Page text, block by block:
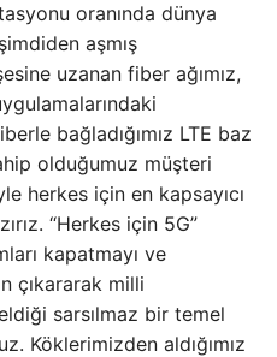
oranında dünya
aşmış
uzanan fiber ağımız,
bağladığımız LTE baz
olduğumuz müşteri
herkes için en kapsayıcı
“Herkes için 5G”
kapatmayı ve
çıkararak milli
sarsılmaz bir temel
Köklerimizden aldığımız